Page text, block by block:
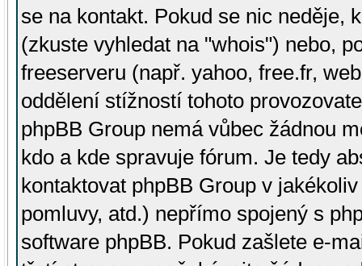
se na kontakt. Pokud se nic neděje,
(zkuste vyhledat na "whois") nebo,
freeserveru (např. yahoo, free.fr,
oddělení stížností tohoto
phpBB Group nemá vůbec žádnou
kdo a kde spravuje fórum. Je tedy
kontaktovat phpBB Group v
pomluvy, atd.) nepřímo spojený s
software phpBB. Pokud zašlete e-